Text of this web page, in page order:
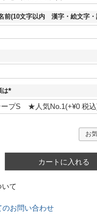
前(10文字以内 漢字・絵文字・
は
(
必
須
お
カートに入れる
て
のお問い合わせ